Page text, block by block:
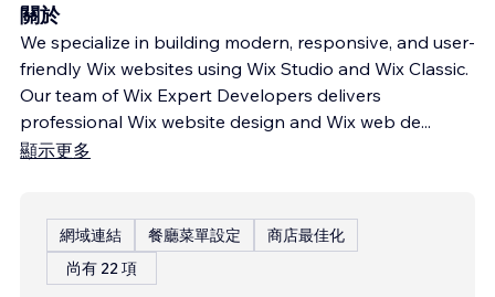
關於
We specialize in building modern, responsive, and user-
friendly Wix websites using Wix Studio and Wix Classic.
Our team of Wix Expert Developers delivers
professional Wix website design and Wix web de...
顯示更多
網域連結 餐廳菜單設定
商店最佳化
尚有 22 項